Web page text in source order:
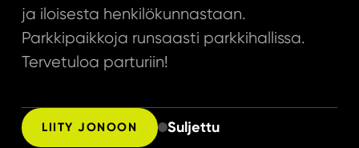
ja iloisesta henkilökunnastaan.
Parkkipaikkoja runsaasti parkkihallissa.
Tervetuloa parturiin!
LIITY JONOON Suljettu